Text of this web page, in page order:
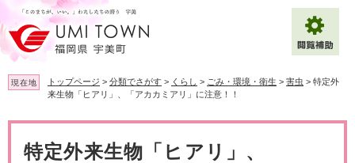
ー
ジ
の
先
頭
す
ニ
ュ
ー
を
飛
し
文字サイズ 標準 拡大
背景色変更 白 黒 青
現在地 トップページ > 分類でさがす > くらし > ごみ・環境・衛生 > 害虫 > 特定外
来生物「ヒアリ」、「アカカミアリ」に注意！！
特定外来生物「ヒアリ」、